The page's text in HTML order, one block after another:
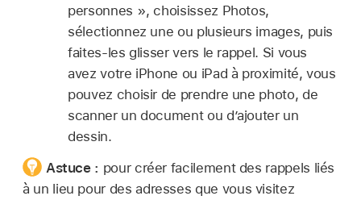
personnes », choisissez Photos,
sélectionnez une ou plusieurs images, puis
faites-les glisser vers le rappel. Si vous
avez votre iPhone ou iPad à proximité, vous
pouvez choisir de prendre une photo, de
scanner un document ou d’ajouter un
dessin.
Astuce : pour créer facilement des rappels liés
à un lieu pour des adresses que vous visitez